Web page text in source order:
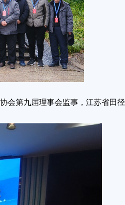
会第九届理事会监事，江苏省田径